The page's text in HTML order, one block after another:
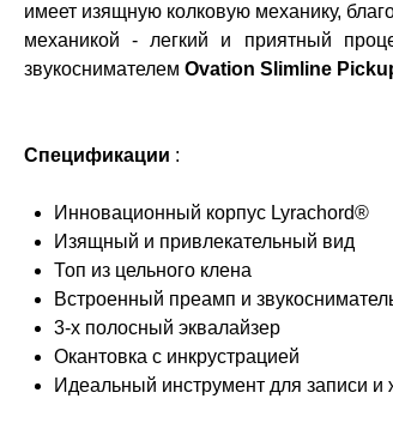
имеет изящную колковую механику,
механикой - легкий и приятный
звукоснимателем Ovation Slimline
Спецификации :
Инновационный корпус Lyrachord®
Изящный и привлекательный вид
Топ из цельного клена
Встроенный преамп и
3-х полосный эквалайзер
Окантовка с инкрустрацией
Идеальный инструмент для записи